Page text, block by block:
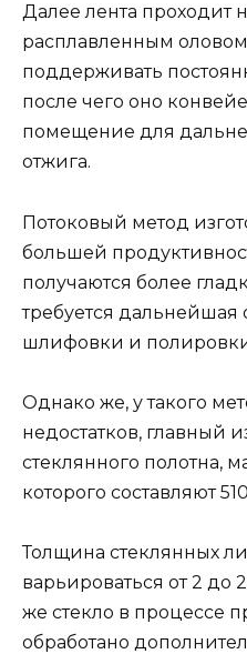
Далее лента проходит
расплавленным
поддерживать
после чего оно
помещение для
отжига.
Потоковый метод
большей
получаются более
требуется дальнейшая
шлифовки и
Однако же, у такого
недостатков, главный
стеклянного полотна,
которого составляют
Толщина стеклянных
варьироваться от 2 до
же стекло в процессе
обработано